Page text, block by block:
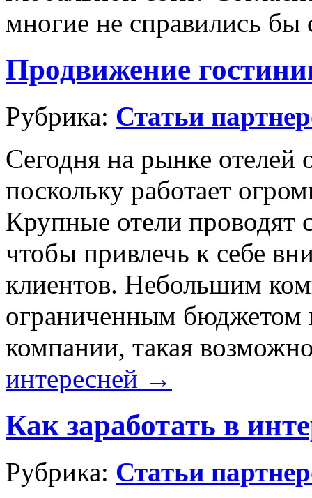
многие не справились
Продвижение
Рубрика: Статьи
Сегодня на рынке отелей
поскольку работает
Крупные отели
чтобы привлечь к себе
клиентов. Небольшим
ограниченным бюджетом
компании, такая
интересней →
Как заработать в
Рубрика: Статьи